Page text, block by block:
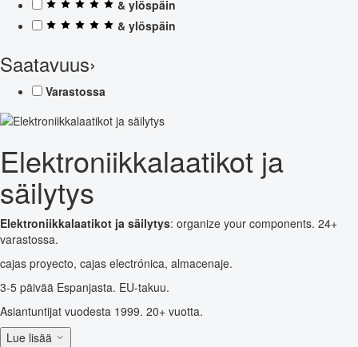
& ylöspäin
& ylöspäin
Saatavuus›
Varastossa
Elektroniikkalaatikot ja
säilytys
Elektroniikkalaatikot ja säilytys: organize your components. 24+
varastossa.
cajas proyecto, cajas electrónica, almacenaje.
3-5 päivää Espanjasta. EU-takuu.
Asiantuntijat vuodesta 1999. 20+ vuotta.
Lue lisää